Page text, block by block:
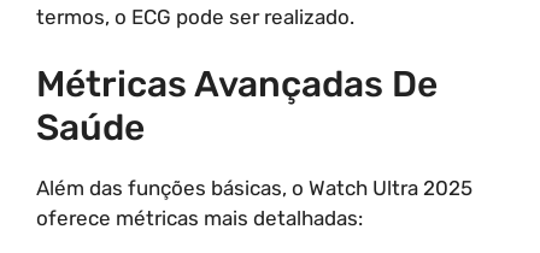
termos, o ECG pode ser realizado.
Métricas Avançadas De
Saúde
Além das funções básicas, o Watch Ultra 2025
oferece métricas mais detalhadas: